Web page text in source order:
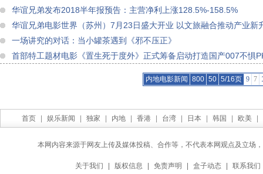
华谊兄弟发布2018半年报预告：主营净利上涨128.5%-158.5%
华谊兄弟电影世界（苏州）7月23日盛大开业 以文旅融合推动产业新
一场讲究的对话：当小罐茶遇到《邪不压正》
首部特工题材电影《置生死于度外》正式筹备启动打造国产007不惧
内地电影新闻 800 50 5/16页 9 7
首页 娱乐新闻 独家 内地 香港 台湾 日本 韩国 欧美
本网内容来源于网友上传及媒体投稿、合作等，不代表本网观点及立场
关于我们 版权信息 免责声明 盒子动态 联系我们